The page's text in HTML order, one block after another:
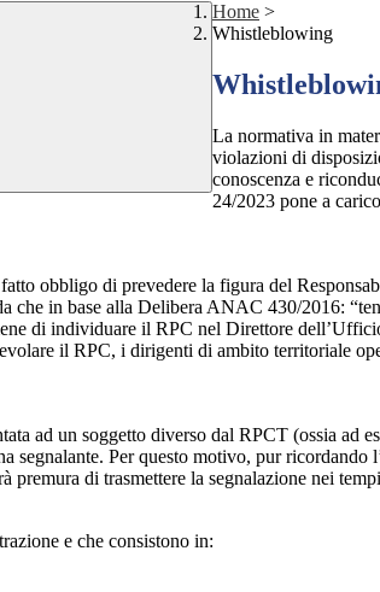
Home >
Whistleblowing
La normativa in
violazioni di
conoscenza e
24/2023 pone a
obbligo di prevedere la figura del
in base alla Delibera ANAC 430/2016:
di individuare il RPC nel Direttore
il RPC, i dirigenti di ambito territoriale
ad un soggetto diverso dal RPCT (ossia ad
segnalante. Per questo motivo, pur
di trasmettere la segnalazione nei
e che consistono in: